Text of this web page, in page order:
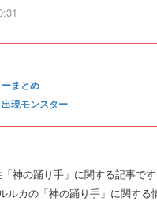
まとめ
現モンスター
神の踊り手」に関する記事で
ルカの「神の踊り手」に関する